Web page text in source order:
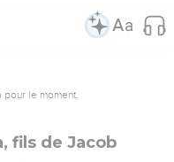
le moment.
fils de Jacob